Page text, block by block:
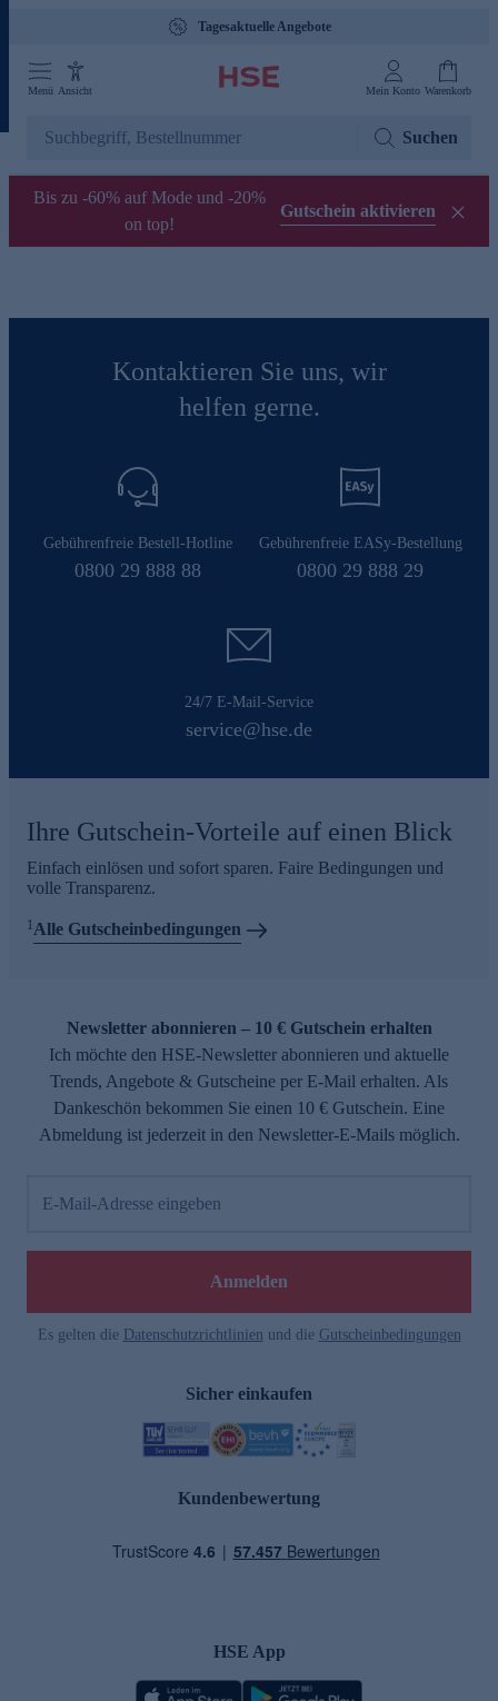
Tagesaktuelle Angebote
Menü Ansicht Mein Konto Warenkorb
Suchen
Bis zu -60% auf Mode und -20%
on top!
Gutschein aktivieren
Kontaktieren Sie uns, wir
helfen gerne.
Gebührenfreie Bestell-Hotline
0800 29 888 88
Gebührenfreie EASy-Bestellung
0800 29 888 29
24/7 E-Mail-Service
service@hse.de
Ihre Gutschein-Vorteile auf einen Blick
Einfach einlösen und sofort sparen. Faire Bedingungen und
volle Transparenz.
1Alle Gutscheinbedingungen
Newsletter abonnieren – 10 € Gutschein erhalten
Ich möchte den HSE-Newsletter abonnieren und aktuelle
Trends, Angebote & Gutscheine per E-Mail erhalten. Als
Dankeschön bekommen Sie einen 10 € Gutschein. Eine
Abmeldung ist jederzeit in den Newsletter-E-Mails möglich.
E-Mail-Adresse eingeben
Anmelden
Es gelten die Datenschutzrichtlinien und die Gutscheinbedingungen
Sicher einkaufen
Kundenbewertung
HSE App